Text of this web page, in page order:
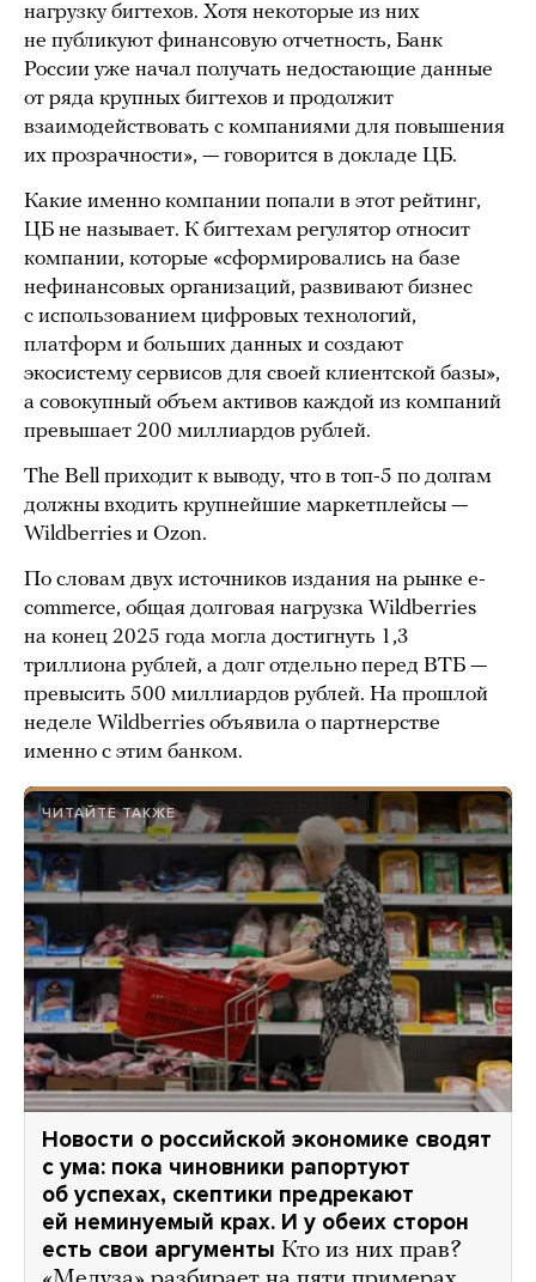
нагрузку бигтехов. Хотя некоторые из них
не публикуют финансовую отчетность, Банк
России уже начал получать недостающие данные
от ряда крупных бигтехов и продолжит
взаимодействовать с компаниями для повышения
их прозрачности», — говорится в докладе ЦБ.
Какие именно компании попали в этот рейтинг,
ЦБ не называет. К бигтехам регулятор относит
компании, которые «сформировались на базе
нефинансовых организаций, развивают бизнес
с использованием цифровых технологий,
платформ и больших данных и создают
экосистему сервисов для своей клиентской базы»,
а совокупный объем активов каждой из компаний
превышает 200 миллиардов рублей.
The Bell приходит к выводу, что в топ-5 по долгам
должны входить крупнейшие маркетплейсы —
Wildberries и Ozon.
По словам двух источников издания на рынке e-
commerce, общая долговая нагрузка Wildberries
на конец 2025 года могла достигнуть 1,3
триллиона рублей, а долг отдельно перед ВТБ —
превысить 500 миллиардов рублей. На прошлой
неделе Wildberries объявила о партнерстве
именно с этим банком.
ЧИТАЙТЕ ТАКЖЕ
Новости о российской экономике сводят
с ума: пока чиновники рапортуют
об успехах, скептики предрекают
ей неминуемый крах. И у обеих сторон
есть свои аргументы Кто из них прав?